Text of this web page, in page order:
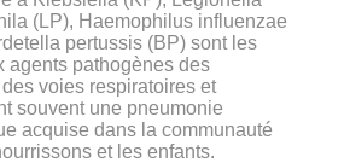
(LP), Haemophilus influenzae
pertussis (BP) sont les
agents pathogènes des
voies respiratoires et
souvent une pneumonie
acquise dans la communauté
et les enfants.